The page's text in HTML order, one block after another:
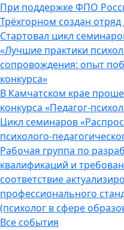
При поддержке ФПО
Трёхгорном создан
Стартовал цикл
«Лучшие практики
сопровождения: опыт
конкурса»
В Камчатском крае
конкурса «Педагог-
Цикл семинаров
психолого-
Рабочая группа по
квалификаций и
соответствие
профессионального
(психолог в сфере
Все события